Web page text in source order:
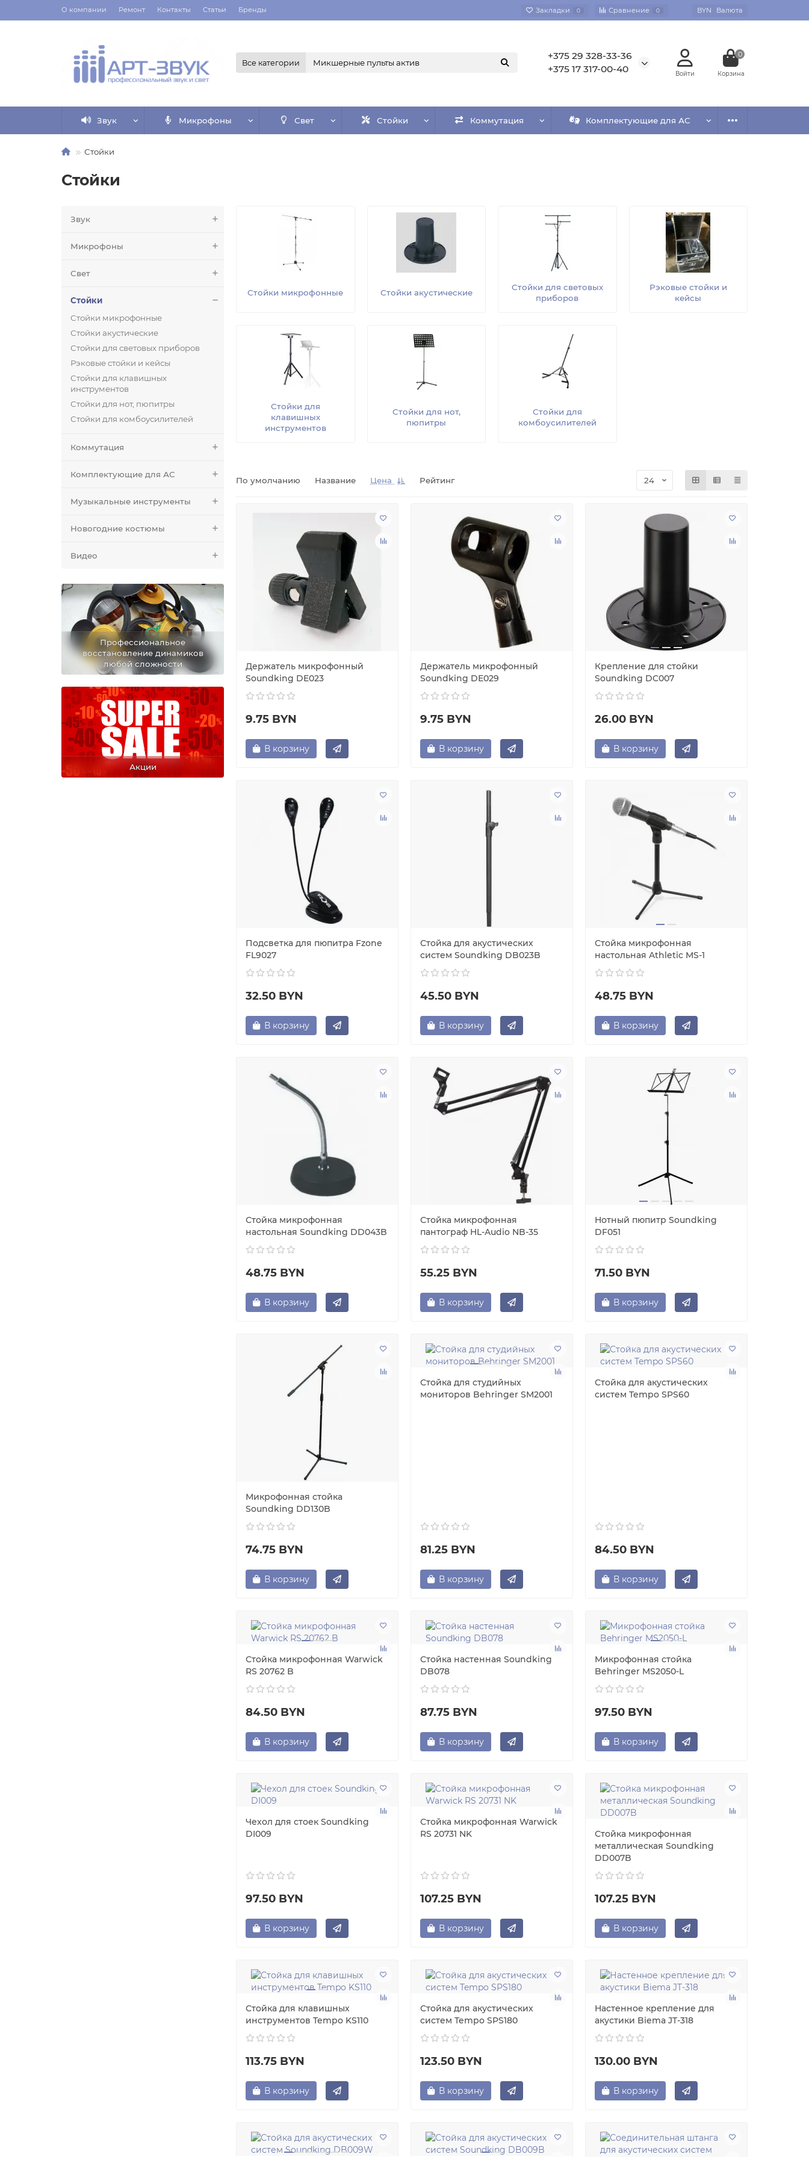
О компании Ремонт Контакты Статьи Бренды Закладки 0 Сравнение 0 BYN Валюта
Все категории
+375 29 328-33-36
+375 17 317-00-40
0
Звук Микрофоны Свет Стойки Коммутация Комплектующие для АС
Стойки
Стойки
Звук
Микрофоны
Свет
Стойки
Стойки микрофонные
Стойки акустические
Стойки для световых приборов
Рэковые стойки и кейсы
Стойки для клавишных
инструментов
Стойки для нот, пюпитры
Стойки для комбоусилителей
Коммутация
Комплектующие для АС
Музыкальные инструменты
Новогодние костюмы
Видео
Профессиональное
восстановление динамиков
любой сложности
Акции
Стойки микрофонные Стойки акустические
Стойки для световых
приборов
Рэковые стойки и
кейсы
Стойки для
клавишных
инструментов
Стойки для нот,
пюпитры
Стойки для
комбоусилителей
По умолчанию Название Цена Рейтинг
Держатель микрофонный
Soundking DE023
9.75 BYN
В корзину
Держатель микрофонный
Soundking DЕ029
9.75 BYN
В корзину
Крепление для стойки
Soundking DC007
26.00 BYN
В корзину
Подсветка для пюпитра Fzone
FL9027
32.50 BYN
В корзину
Стойка для акустических
систем Soundking DB023B
45.50 BYN
В корзину
Стойка микрофонная
настольная Athletic MS-1
48.75 BYN
В корзину
Стойка микрофонная
настольная Soundking DD043B
48.75 BYN
В корзину
Стойка микрофонная
пантограф HL-Audio NB-35
55.25 BYN
В корзину
Нотный пюпитр Soundking
DF051
71.50 BYN
В корзину
Микрофонная стойка
Soundking DD130B
74.75 BYN
В корзину
Стойка для студийных
мониторов Behringer SM2001
81.25 BYN
В корзину
Стойка для акустических
систем Tempo SPS60
84.50 BYN
В корзину
Стойка микрофонная Warwick
RS 20762 B
84.50 BYN
В корзину
Стойка настенная Soundking
DB078
87.75 BYN
В корзину
Микрофонная стойка
Behringer MS2050-L
97.50 BYN
В корзину
Чехол для стоек Soundking
DI009
97.50 BYN
В корзину
Стойка микрофонная Warwick
RS 20731 NK
107.25 BYN
В корзину
Стойка микрофонная
металлическая Soundking
DD007B
107.25 BYN
В корзину
Стойка для клавишных
инструментов Tempo KS110
113.75 BYN
В корзину
Стойка для акустических
систем Tempo SPS180
123.50 BYN
В корзину
Настенное крепление для
акустики Biema JT-318
130.00 BYN
В корзину